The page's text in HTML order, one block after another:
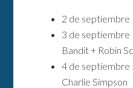
2 de septiembre
3 de septiembre
Bandit + Robin
4 de septiembre
Charlie Simpson